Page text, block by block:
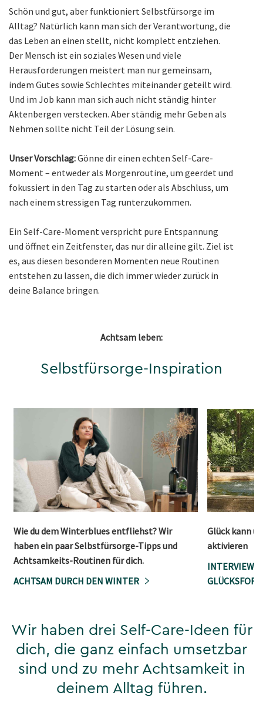
Schön und gut, aber funktioniert Selbstfürsorge im
Alltag? Natürlich kann man sich der Verantwortung, die
das Leben an einen stellt, nicht komplett entziehen.
Der Mensch ist ein soziales Wesen und viele
Herausforderungen meistert man nur gemeinsam,
indem Gutes sowie Schlechtes miteinander geteilt wird.
Und im Job kann man sich auch nicht ständig hinter
Aktenbergen verstecken. Aber ständig mehr Geben als
Nehmen sollte nicht Teil der Lösung sein.
Unser Vorschlag:Gönne dir einen echten Self-Care-
Moment – entweder als Morgenroutine, um geerdet und
fokussiert in den Tag zu starten oder als Abschluss, um
nach einem stressigen Tag runterzukommen.
Ein Self-Care-Moment verspricht pure Entspannung
und öffnet ein Zeitfenster, das nur dir alleine gilt. Ziel ist
es, aus diesen besonderen Momenten neue Routinen
entstehen zu lassen, die dich immer wieder zurück in
deine Balance bringen.
Achtsam leben:
Selbstfürsorge-Inspiration
Wie du dem Winterblues entfliehst? Wir
haben ein paar Selbstfürsorge-Tipps und
Achtsamkeits-Routinen für dich.
ACHTSAM DURCH DEN WINTER
Glück kann
aktivieren
INTERVIEW
Wir haben drei Self-Care-Ideen für
dich, die ganz einfach umsetzbar
sind und zu mehr Achtsamkeit in
deinem Alltag führen.